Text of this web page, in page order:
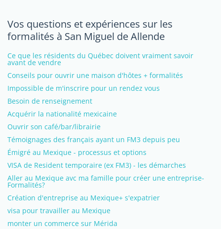
Vos questions et expériences sur les
formalités à San Miguel de Allende
Ce que les résidents du Québec doivent vraiment savoir
avant de vendre
Conseils pour ouvrir une maison d'hôtes + formalités
Impossible de m'inscrire pour un rendez vous
Besoin de renseignement
Acquérir la nationalité mexicaine
Ouvrir son café/bar/librairie
Témoignages des français ayant un FM3 depuis peu
Émigré au Mexique - processus et options
VISA de Resident temporaire (ex FM3) - les démarches
Aller au Mexique avc ma famille pour créer une entreprise-
Formalités?
Création d'entreprise au Mexique+ s'expatrier
visa pour travailler au Mexique
monter un commerce sur Mérida